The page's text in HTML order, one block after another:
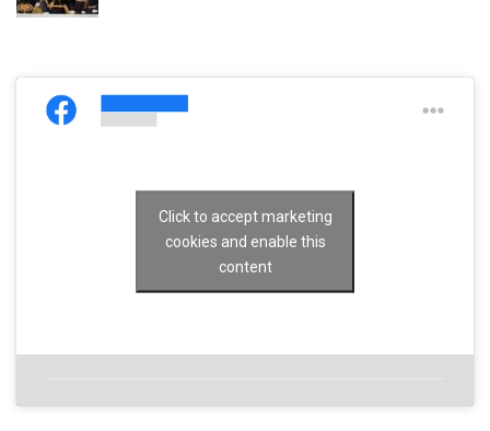
Click to accept marketing
cookies and enable this
content